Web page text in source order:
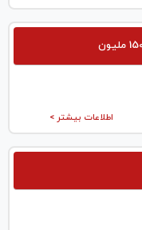
اطلاعات بیشتر >